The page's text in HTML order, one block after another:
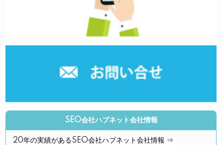
SEO会社ハブネット会社情報
20年の実績があるSEO会社ハブネット会社情報 ⇒